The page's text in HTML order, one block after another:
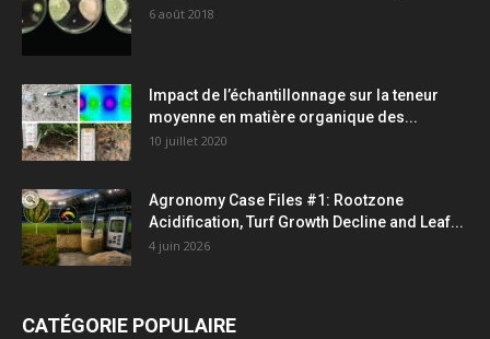
6 août 2018
Impact de l’échantillonnage sur la teneur
moyenne en matière organique des...
10 juillet 2020
Agronomy Case Files #1: Rootzone
Acidification, Turf Growth Decline and Leaf...
4 juin 2026
CATÉGORIE POPULAIRE